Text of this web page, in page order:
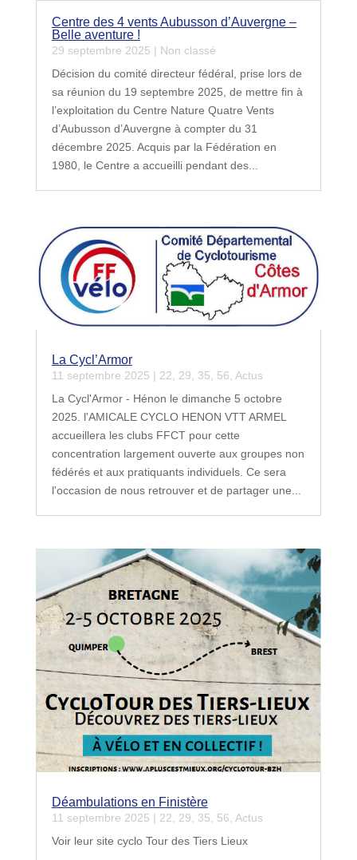
Centre des 4 vents Aubusson d’Auvergne –
Belle aventure !
29 septembre 2025 | Non classé
Décision du comité directeur fédéral, prise lors de
sa réunion du 19 septembre 2025, de mettre fin à
l’exploitation du Centre Nature Quatre Vents
d’Aubusson d’Auvergne à compter du 31
décembre 2025. Acquis par la Fédération en
1980, le Centre a accueilli pendant des...
La Cycl’Armor
11 septembre 2025 | 22 29 35 56 Actus
La Cycl'Armor - Hénon le dimanche 5 octobre
2025. l'AMICALE CYCLO HENON VTT ARMEL
accueillera les clubs FFCT pour cette
concentration largement ouverte aux groupes non
fédérés et aux pratiquants individuels. Ce sera
l'occasion de nous retrouver et de partager une...
Déambulations en Finistère
11 septembre 2025 | 22 29 35 56 Actus
Voir leur site cyclo Tour des Tiers Lieux